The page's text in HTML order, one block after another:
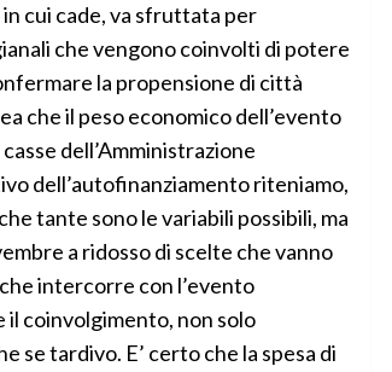
cui cade, va sfruttata per
che vengono coinvolti di potere
la propensione di città
che il peso economico dell’evento
dell’Amministrazione
dell’autofinanziamento riteniamo,
tante sono le variabili possibili, ma
a ridosso di scelte che vanno
intercorre con l’evento
il coinvolgimento, non solo
se tardivo. E’ certo che la spesa di